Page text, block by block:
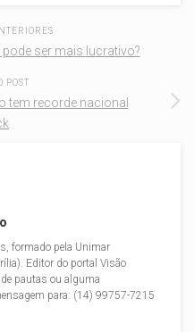
ser mais lucrativo?
POST
tem recorde nacional
formado pela Unimar
Editor do portal Visão
pautas ou alguma
para: (14) 99757-7215